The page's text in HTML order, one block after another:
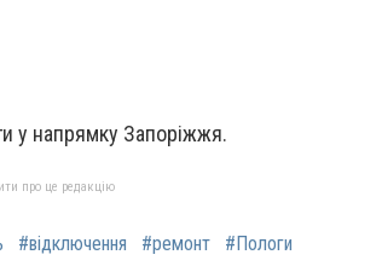
у напрямку Запоріжжя.
про це редакцію
#відключення #ремонт
#Пологи